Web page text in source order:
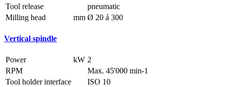
Tool release
pneumatic
Milling head
mm Ø 20 á 300
Vertical spindle
Power kW 2
RPM
Max. 45'000 min-1
Tool holder interface
ISO 10